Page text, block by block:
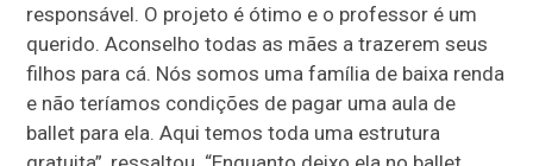
responsável. O projeto é ótimo e o professor é um
querido. Aconselho todas as mães a trazerem seus
filhos para cá. Nós somos uma família de baixa renda
e não teríamos condições de pagar uma aula de
ballet para ela. Aqui temos toda uma estrutura